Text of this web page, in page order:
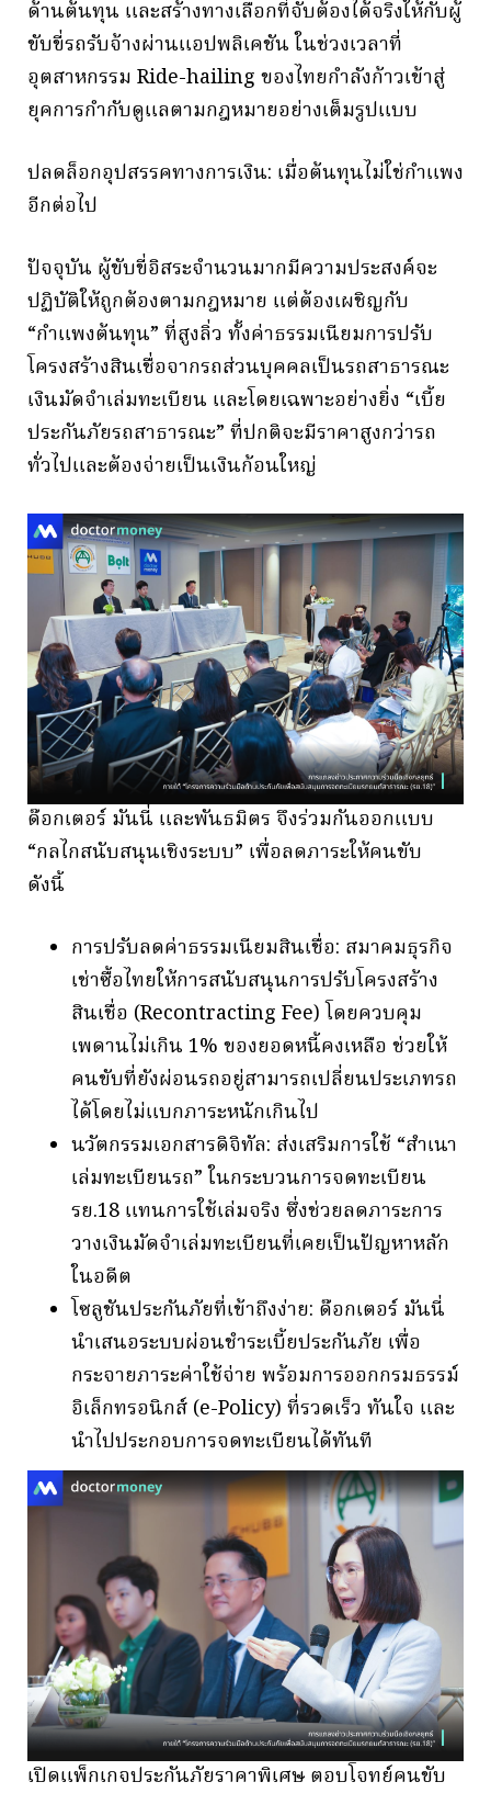
ด้านต้นทุน และสร้างทางเลือกที่จับต้องได้จริงให้กับผู้
ขับขี่รถรับจ้างผ่านแอปพลิเคชัน ในช่วงเวลาที่
อุตสาหกรรม Ride-hailing ของไทยกำลังก้าวเข้าสู่
ยุคการกำกับดูแลตามกฎหมายอย่างเต็มรูปแบบ
ปลดล็อกอุปสรรคทางการเงิน: เมื่อต้นทุนไม่ใช่กำแพง
อีกต่อไป
ปัจจุบัน ผู้ขับขี่อิสระจำนวนมากมีความประสงค์จะ
ปฏิบัติให้ถูกต้องตามกฎหมาย แต่ต้องเผชิญกับ
“กำแพงต้นทุน” ที่สูงลิ่ว ทั้งค่าธรรมเนียมการปรับ
โครงสร้างสินเชื่อจากรถส่วนบุคคลเป็นรถสาธารณะ
เงินมัดจำเล่มทะเบียน และโดยเฉพาะอย่างยิ่ง “เบี้ย
ประกันภัยรถสาธารณะ” ที่ปกติจะมีราคาสูงกว่ารถ
ทั่วไปและต้องจ่ายเป็นเงินก้อนใหญ่
ด๊อกเตอร์ มันนี่ และพันธมิตร จึงร่วมกันออกแบบ
“กลไกสนับสนุนเชิงระบบ” เพื่อลดภาระให้คนขับ
ดังนี้
การปรับลดค่าธรรมเนียมสินเชื่อ: สมาคมธุรกิจ
เช่าซื้อไทยให้การสนับสนุนการปรับโครงสร้าง
สินเชื่อ (Recontracting Fee) โดยควบคุม
เพดานไม่เกิน 1% ของยอดหนี้คงเหลือ ช่วยให้
คนขับที่ยังผ่อนรถอยู่สามารถเปลี่ยนประเภทรถ
ได้โดยไม่แบกภาระหนักเกินไป
นวัตกรรมเอกสารดิจิทัล: ส่งเสริมการใช้ “สำเนา
เล่มทะเบียนรถ” ในกระบวนการจดทะเบียน
รย.18 แทนการใช้เล่มจริง ซึ่งช่วยลดภาระการ
วางเงินมัดจำเล่มทะเบียนที่เคยเป็นปัญหาหลัก
ในอดีต
โซลูชันประกันภัยที่เข้าถึงง่าย: ด๊อกเตอร์ มันนี่
นำเสนอระบบผ่อนชำระเบี้ยประกันภัย เพื่อ
กระจายภาระค่าใช้จ่าย พร้อมการออกกรมธรรม์
อิเล็กทรอนิกส์ (e-Policy) ที่รวดเร็ว ทันใจ และ
นำไปประกอบการจดทะเบียนได้ทันที
เปิดแพ็กเกจประกันภัยราคาพิเศษ ตอบโจทย์คนขับ